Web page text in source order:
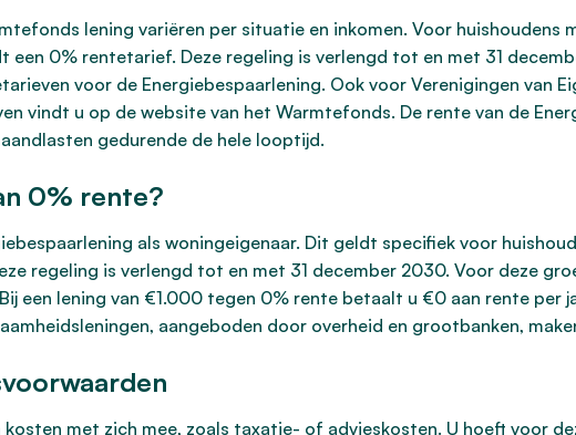
lening variëren per situatie en inkomen. Voor huishoudens
0% rentetarief. Deze regeling is verlengd tot en met 31
voor de Energiebespaarlening. Ook voor Verenigingen van
vindt u op de website van het Warmtefonds. De rente van de
gedurende de hele looptijd.
0% rente?
als woningeigenaar. Dit geldt specifiek voor
regeling is verlengd tot en met 31 december 2030. Voor deze
een lening van €1.000 tegen 0% rente betaalt u €0 aan rente per
aangeboden door overheid en grootbanken,
met zich mee, zoals taxatie- of advieskosten. U hoeft voor